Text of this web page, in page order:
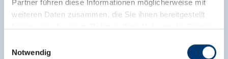
Partner führen diese Informationen möglicherweise mit
weiteren Daten zusammen, die Sie ihnen bereitgestellt
Notwendig
hier ist für alle etwas geboten!